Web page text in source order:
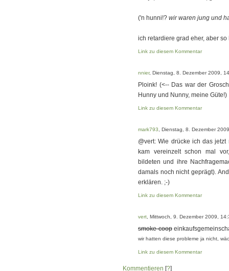
('n hunni!? wir waren jung und
ich retardiere grad eher, aber
Link zu diesem Kommentar
nnier, Dienstag, 8. Dezember 2009,
Ploink! (<-- Das war der
Hunny und Nunny, meine Güte!)
Link zu diesem Kommentar
mark793 , Dienstag, 8. Dezember
@vert: Wie drücke ich das
kam vereinzelt schon mal
bildeten und ihre
damals noch nicht geprägt).
erklären. ;-)
Link zu diesem Kommentar
vert , Mittwoch, 9. Dezember 2009,
smoke-coop
wir hatten diese probleme ja nicht,
Link zu diesem Kommentar
Kommentieren [?]